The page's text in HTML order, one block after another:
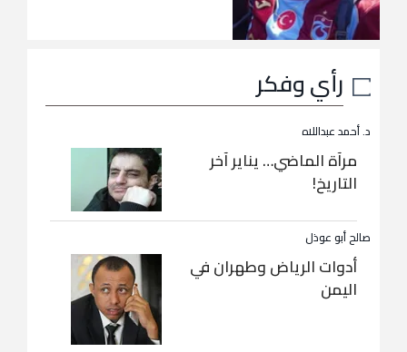
رأي وفكر
د. أحمد عبداللاه
مرآة الماضي… يناير آخر
التاريخ!
صالح أبو عوذل
أدوات الرياض وطهران في
اليمن